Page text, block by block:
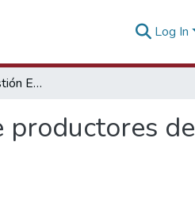
Log In
Asociatividad y Gestión Empresarial a organizaciones de productores de sacha inchi en San Martín
productores de